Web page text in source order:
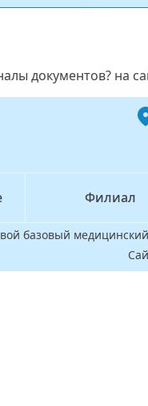
документов? на
Филиал
базовый